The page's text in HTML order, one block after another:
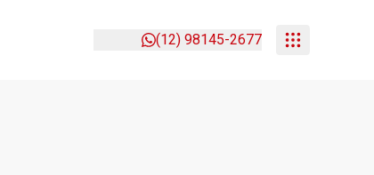
(12) 98145-2677